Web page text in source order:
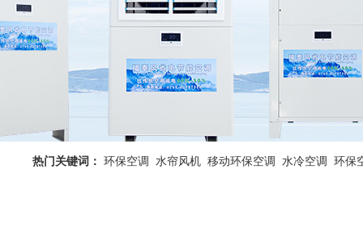
热门关键词： 环保空调 水帘风机 移动环保空调 水冷空调 环保